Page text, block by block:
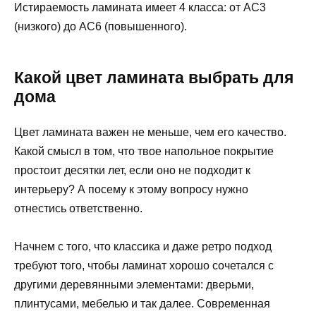
Истираемость ламината имеет 4 класса: от AC3
(низкого) до AC6 (повышенного).
Какой цвет ламината выбрать для
дома
Цвет ламината важен не меньше, чем его качество.
Какой смысл в том, что твое напольное покрытие
простоит десятки лет, если оно не подходит к
интерьеру? А посему к этому вопросу нужно
отнестись ответственно.
Начнем с того, что классика и даже ретро подход
требуют того, чтобы ламинат хорошо сочетался с
другими деревянными элементами: дверьми,
плинтусами, мебелью и так далее. Современная